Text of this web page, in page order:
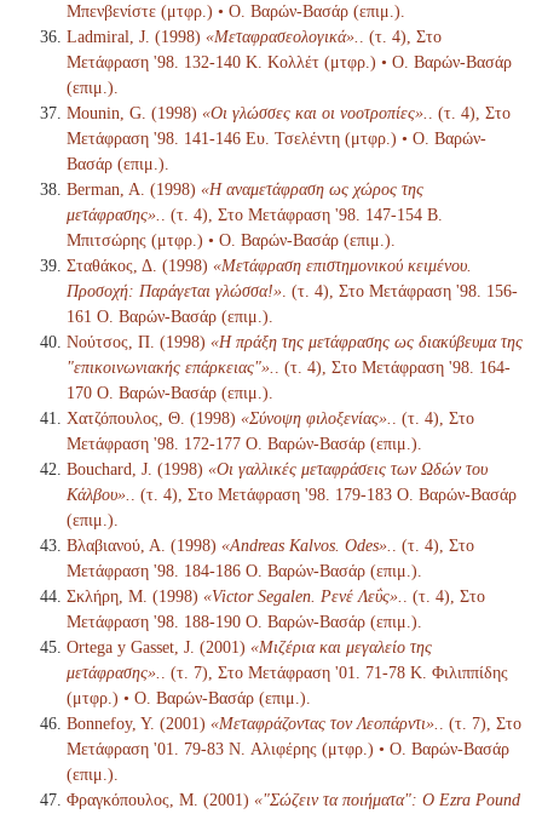
Μπενβενίστε (μτφρ.) • Ο. Βαρών-Βασάρ (επιμ.).
Ladmiral, J. (1998) «Μεταφρασεολογικά».
. (τ. 4), Στο
Μετάφραση '98. 132-140 Κ. Κολλέτ (μτφρ.) • Ο. Βαρών-Βασάρ
(επιμ.).
Mounin, G. (1998) «Οι γλώσσες και οι νοοτροπίες».
. (τ. 4), Στο
Μετάφραση '98. 141-146 Ευ. Τσελέντη (μτφρ.) • Ο. Βαρών-
Βασάρ (επιμ.).
Berman, A. (1998) «Η αναμετάφραση ως χώρος της
μετάφρασης».
. (τ. 4), Στο Μετάφραση '98. 147-154 Β.
Μπιτσώρης (μτφρ.) • Ο. Βαρών-Βασάρ (επιμ.).
Σταθάκος, Δ. (1998) «Μετάφραση επιστημονικού κειμένου.
Προσοχή: Παράγεται γλώσσα!» . (τ. 4), Στο Μετάφραση '98. 156-
161 Ο. Βαρών-Βασάρ (επιμ.).
Νούτσος, Π. (1998) «Η πράξη της μετάφρασης ως διακύβευμα της
"επικοινωνιακής επάρκειας"».
. (τ. 4), Στο Μετάφραση '98. 164-
170 Ο. Βαρών-Βασάρ (επιμ.).
Χατζόπουλος, Θ. (1998) «Σύνοψη φιλοξενίας».
. (τ. 4), Στο
Μετάφραση '98. 172-177 Ο. Βαρών-Βασάρ (επιμ.).
Bouchard, J. (1998) «Οι γαλλικές μεταφράσεις των Ωδών του
Κάλβου».
. (τ. 4), Στο Μετάφραση '98. 179-183 Ο. Βαρών-Βασάρ
(επιμ.).
Βλαβιανού, Α. (1998) «Andreas Kalvos. Odes».
. (τ. 4), Στο
Μετάφραση '98. 184-186 Ο. Βαρών-Βασάρ (επιμ.).
Σκλήρη, Μ. (1998) «Victor Segalen. Ρενέ Λεΰς».
. (τ. 4), Στο
Μετάφραση '98. 188-190 Ο. Βαρών-Βασάρ (επιμ.).
Ortega y Gasset, J. (2001) «Μιζέρια και μεγαλείο της
μετάφρασης».
. (τ. 7), Στο Μετάφραση '01. 71-78 K. Φιλιππίδης
(μτφρ.) • Ο. Βαρών-Βασάρ (επιμ.).
Bonnefoy, Y. (2001) «Μεταφράζοντας τον Λεοπάρντι».
. (τ. 7), Στο
Μετάφραση '01. 79-83 N. Αλιφέρης (μτφρ.) • Ο. Βαρών-Βασάρ
(επιμ.).
Φραγκόπουλος, Μ. (2001) «"Σώζειν τα ποιήματα": Ο Ezra Pound